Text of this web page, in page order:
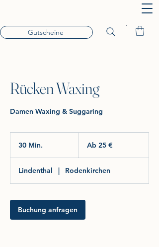
Gutscheine
Rücken Waxing
Damen Waxing & Suggaring
30 Min.
i
n
EuroAb 25 €
Lindenthal | Rodenkirchen
Buchung anfragen